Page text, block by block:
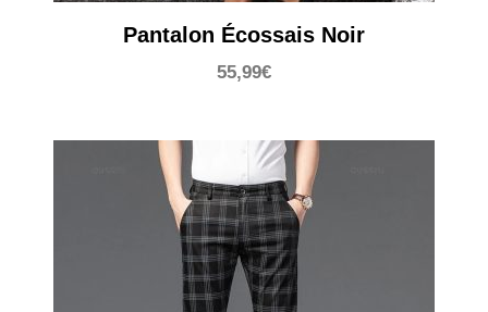
Pantalon Écossais Noir
55,99€